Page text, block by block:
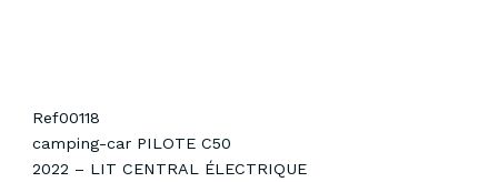
Ref00118
camping-car PILOTE C50
2022 – LIT CENTRAL ÉLECTRIQUE